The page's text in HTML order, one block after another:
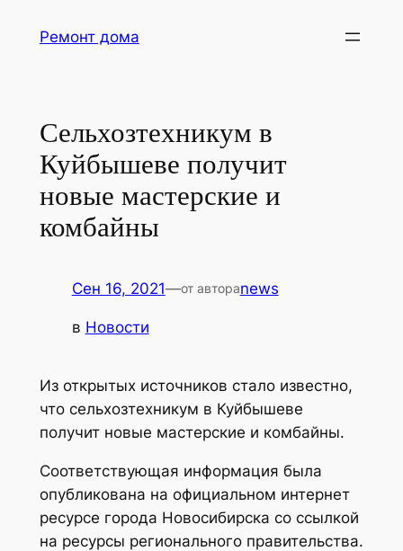
Ремонт дома
Сельхозтехникум в
Куйбышеве получит
новые мастерские и
комбайны
Сен 16, 2021—от автораnews
в Новости
Из открытых источников стало известно,
что сельхозтехникум в Куйбышеве
получит новые мастерские и комбайны.
Соответствующая информация была
опубликована на официальном интернет
ресурсе города Новосибирска со ссылкой
на ресурсы регионального правительства.